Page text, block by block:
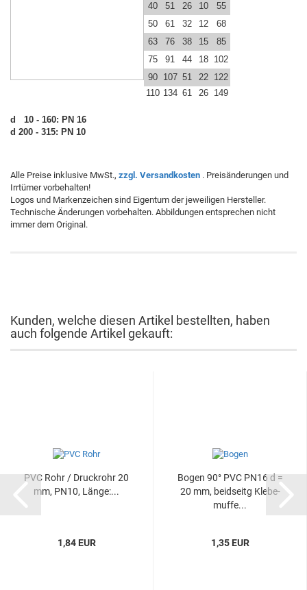
40
51 26 10
55
50
61 32 12
68
63
76 38 15
85
75
91 44 18 102
90
107 51 22 122
110 134 61 26 149
d 10 - 160: PN 16
d 200 - 315: PN 10
Alle Preise inklusive MwSt., zzgl. Versandkosten . Preisänderungen und
Irrtümer vorbehalten!
Logos und Markenzeichen sind Eigentum der jeweiligen Hersteller.
Technische Änderungen vorbehalten. Abbildungen entsprechen nicht
immer dem Original.
Kunden, welche diesen Artikel bestellten, haben
auch folgende Artikel gekauft:
PVC Rohr / Druck­rohr 20
mm, PN10, Länge:...
1,84 EUR
Bogen 90° PVC PN16 d =
20 mm, beid­seitg Kle­be­
muf­fe...
1,35 EUR